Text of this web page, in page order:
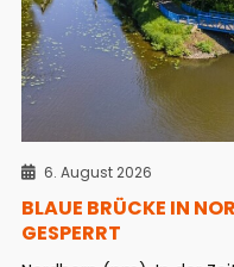
6. August 2026
BLAUE BRÜCKE IN
GESPERRT